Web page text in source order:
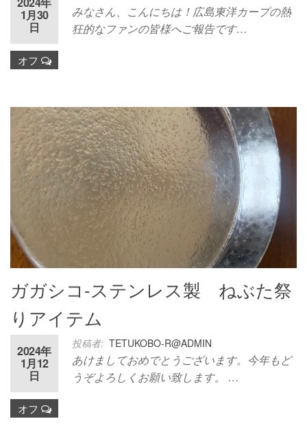
1月30
日
オフ
みなさん、こんにちは！広島東洋カープの熱
狂的なファンの皆様へご報告です…
ガガシコ-ステンレス製 ねぶた祭
りアイテム
投稿者: TETUKOBO-R@ADMIN
2024年
1月12
日
オフ
あけましておめでとうございます。今年もど
うぞよろしくお願い致します。 …